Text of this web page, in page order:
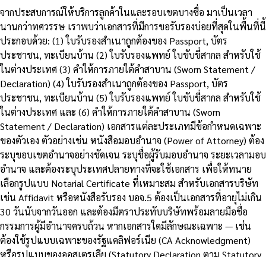
จากประสบการณ์ให้บริการลูกค้าในและรอบเขตบางซื่อ มาเป็นเวลา
นานกว่าทศวรรษ เราพบว่าเอกสารที่มีการขอรับรองบ่อยที่สุดในพื้นที่นี้
ประกอบด้วย: (1) ใบรับรองสำเนาถูกต้องของ Passport, บัตร
ประชาชน, ทะเบียนบ้าน (2) ใบรับรองแพทย์ ใบขับขี่สากล สำหรับใช้
ในต่างประเทศ (3) คำให้การภายใต้คำสาบาน (Sworn Statement /
Declaration) (4) ใบรับรองสำเนาถูกต้องของ Passport, บัตร
ประชาชน, ทะเบียนบ้าน (5) ใบรับรองแพทย์ ใบขับขี่สากล สำหรับใช้
ในต่างประเทศ และ (6) คำให้การภายใต้คำสาบาน (Sworn
Statement / Declaration) เอกสารแต่ละประเภทมีข้อกำหนดเฉพาะ
ของตัวเอง ตัวอย่างเช่น หนังสือมอบอำนาจ (Power of Attorney) ต้อง
ระบุขอบเขตอำนาจอย่างชัดเจน ระบุชื่อผู้รับมอบอำนาจ ระยะเวลามอบ
อำนาจ และต้องระบุประเทศปลายทางที่จะใช้เอกสาร เพื่อให้ทนาย
เลือกรูปแบบ Notarial Certificate ที่เหมาะสม สำหรับเอกสารบริษัท
เช่น Affidavit หรือหนังสือรับรอง บอจ.5 ต้องเป็นเอกสารที่อายุไม่เกิน
30 วันนับจากวันออก และต้องมีตราประทับบริษัทพร้อมลายมือชื่อ
กรรมการผู้มีอำนาจครบถ้วน หากเอกสารใดมีลักษณะเฉพาะ — เช่น
ต้องใช้รูปแบบเฉพาะของรัฐแคลิฟอร์เนีย (CA Acknowledgment)
หรือรูปแบบของออสเตรเลีย (Statutory Declaration ตาม Statutory